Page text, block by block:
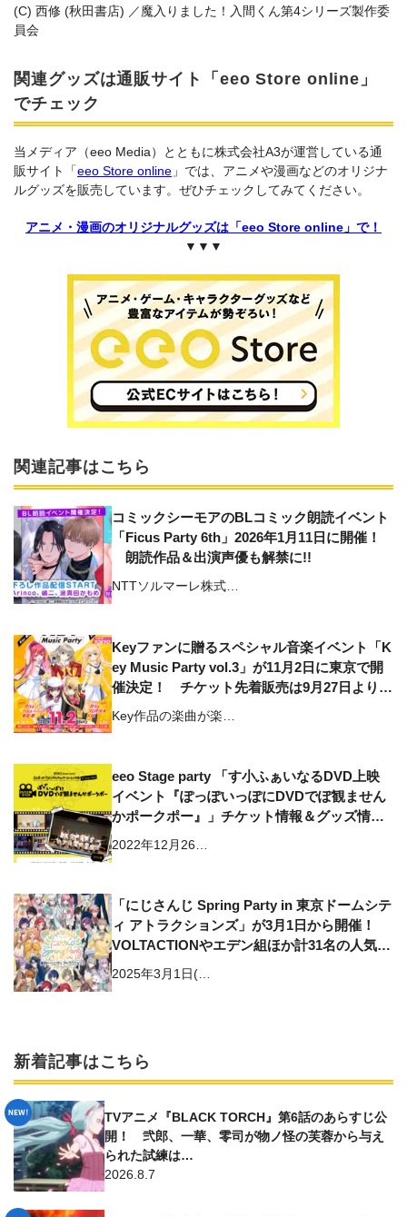
(C) 西修 (秋田書店) ／魔入りました！入間くん第4シリーズ製作委
員会
関連グッズは通販サイト「eeo Store online」
でチェック
当メディア（eeo Media）とともに株式会社A3が運営している通
販サイト「eeo Store online 」では、アニメや漫画などのオリジナ
ルグッズを販売しています。ぜひチェックしてみてください。
アニメ・漫画のオリジナルグッズは「eeo Store online」で！
▼▼▼
関連記事はこちら
コミックシーモアのBLコミック朗読イベント
「Ficus Party 6th」2026年1月11日に開催！
朗読作品＆出演声優も解禁に!!
NTTソルマーレ株式…
Keyファンに贈るスペシャル音楽イベント「K
ey Music Party vol.3」が11月2日に東京で開
催決定！ チケット先着販売は9月27日よりス
タート
Key作品の楽曲が楽…
eeo Stage party 「す小ふぁいなるDVD上映
イベント『ぽっぽいっぽにDVDでぽ観ません
かポークポー』」チケット情報＆グッズ情報
が解禁！ グッズ事前通販は本日から
2022年12月26…
「にじさんじ Spring Party in 東京ドームシテ
ィ アトラクションズ」が3月1日から開催！
VOLTACTIONやエデン組ほか計31名の人気ラ
イバーが大集合!!
2025年3月1日(…
新着記事はこちら
TVアニメ『BLACK TORCH』第6話のあらすじ公
開！ 弐郎、一華、零司が物ノ怪の芙蓉から与え
られた試練は…
2026.8.7